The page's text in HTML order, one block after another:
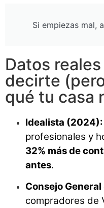
Si empiezas mal,
Datos
decirte
qué tu casa
Idealista (2024):
profesionales y
32% más de
antes.
Consejo
compradores de